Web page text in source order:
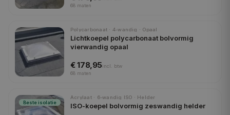
68 maten
Polycarbonaat · 4-wandig · Opaal
Lichtkoepel polycarbonaat bolvormig
vierwandig opaal
€ 178,95incl.
btw
68 maten
Beste isolatie
Acrylaat · 6-wandig ISO · Helder
ISO-koepel bolvormig zeswandig helder